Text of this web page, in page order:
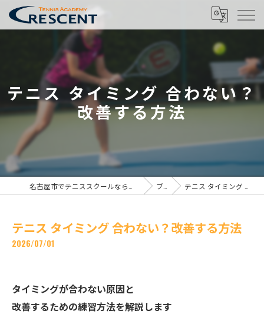
テニス タイミング 合わない？
改善する方法
ブログ テニス タイミング 合わない？改善する方法
テニス タイミング 合わない？改善する方法
2026/07/01
タイミングが合わない原因と
改善するための練習方法を解説します